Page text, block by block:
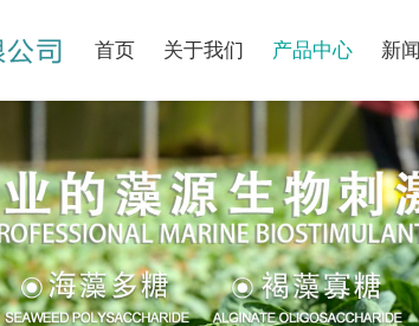
首页 关于我们 产品中心 新